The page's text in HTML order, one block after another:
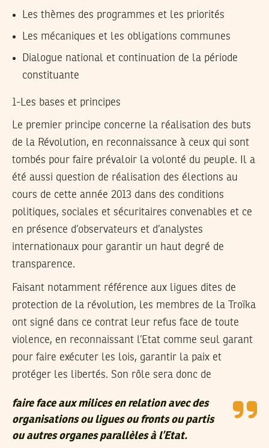
Les thèmes des programmes et les priorités
Les mécaniques et les obligations communes
Dialogue national et continuation de la période
constituante
1-Les bases et principes
Le premier principe concerne la réalisation des buts
de la Révolution, en reconnaissance à ceux qui sont
tombés pour faire prévaloir la volonté du peuple. Il a
été aussi question de réalisation des élections au
cours de cette année 2013 dans des conditions
politiques, sociales et sécuritaires convenables et ce
en présence d’observateurs et d’analystes
internationaux pour garantir un haut degré de
transparence.
Faisant notamment référence aux ligues dites de
protection de la révolution, les membres de la Troïka
ont signé dans ce contrat leur refus face de toute
violence, en reconnaissant l’Etat comme seul garant
pour faire exécuter les lois, garantir la paix et
protéger les libertés. Son rôle sera donc de
faire face aux milices en relation avec des
organisations ou ligues ou fronts ou partis
ou autres organes parallèles à l’Etat.